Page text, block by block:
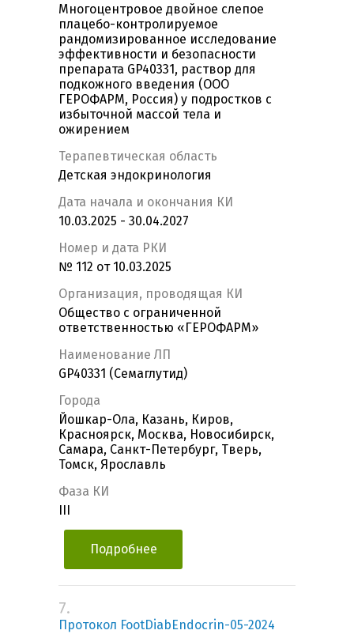
Многоцентровое двойное слепое
плацебо-контролируемое
рандомизированное исследование
эффективности и безопасности
препарата GP40331, раствор для
подкожного введения (ООО
ГЕРОФАРМ, Россия) у подростков с
избыточной массой тела и
ожирением
Терапевтическая область
Детская эндокринология
Дата начала и окончания КИ
10.03.2025 - 30.04.2027
Номер и дата РКИ
№ 112 от 10.03.2025
Организация, проводящая КИ
Общество с ограниченной
ответственностью «ГЕРОФАРМ»
Наименование ЛП
GP40331 (Семаглутид)
Города
Йошкар-Ола, Казань, Киров,
Красноярск, Москва, Новосибирск,
Самара, Санкт-Петербург, Тверь,
Томск, Ярославль
Фаза КИ
Подробнее
7.
Протокол FootDiabEndocrin-05-2024